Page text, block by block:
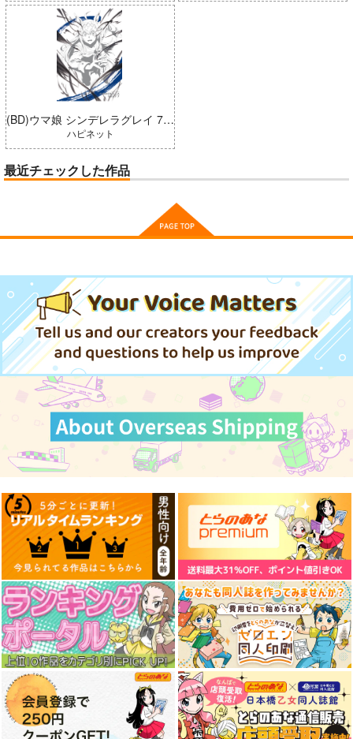
(BD)ウマ娘 シンデレラグレイ 7 豪華版 (とらのあな限定版)
ハピネット
最近チェックした作品